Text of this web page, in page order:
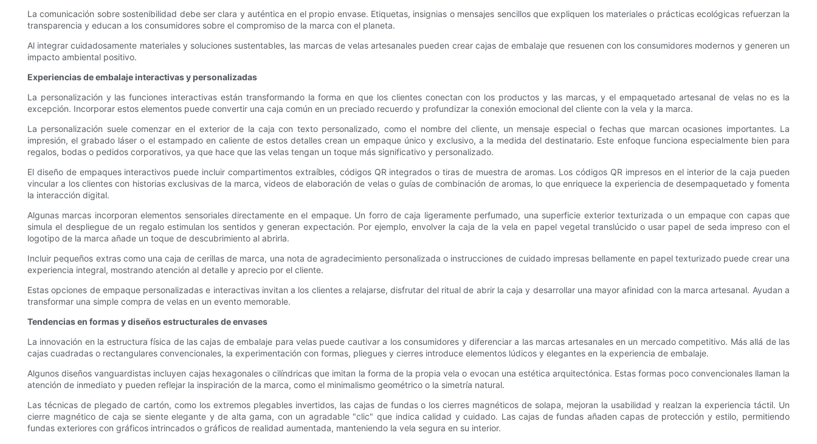
La comunicación sobre sostenibilidad debe ser clara y auténtica en el propio envase. Etiquetas, insignias o mensajes sencillos que expliquen los materiales o prácticas ecológicas refuerzan la
transparencia y educan a los consumidores sobre el compromiso de la marca con el planeta.
Al integrar cuidadosamente materiales y soluciones sustentables, las marcas de velas artesanales pueden crear cajas de embalaje que resuenen con los consumidores modernos y generen un
impacto ambiental positivo.
Experiencias de embalaje interactivas y personalizadas
La personalización y las funciones interactivas están transformando la forma en que los clientes conectan con los productos y las marcas, y el empaquetado artesanal de velas no es la
excepción. Incorporar estos elementos puede convertir una caja común en un preciado recuerdo y profundizar la conexión emocional del cliente con la vela y la marca.
La personalización suele comenzar en el exterior de la caja con texto personalizado, como el nombre del cliente, un mensaje especial o fechas que marcan ocasiones importantes. La
impresión, el grabado láser o el estampado en caliente de estos detalles crean un empaque único y exclusivo, a la medida del destinatario. Este enfoque funciona especialmente bien para
regalos, bodas o pedidos corporativos, ya que hace que las velas tengan un toque más significativo y personalizado.
El diseño de empaques interactivos puede incluir compartimentos extraíbles, códigos QR integrados o tiras de muestra de aromas. Los códigos QR impresos en el interior de la caja pueden
vincular a los clientes con historias exclusivas de la marca, videos de elaboración de velas o guías de combinación de aromas, lo que enriquece la experiencia de desempaquetado y fomenta
la interacción digital.
Algunas marcas incorporan elementos sensoriales directamente en el empaque. Un forro de caja ligeramente perfumado, una superficie exterior texturizada o un empaque con capas que
simula el despliegue de un regalo estimulan los sentidos y generan expectación. Por ejemplo, envolver la caja de la vela en papel vegetal translúcido o usar papel de seda impreso con el
logotipo de la marca añade un toque de descubrimiento al abrirla.
Incluir pequeños extras como una caja de cerillas de marca, una nota de agradecimiento personalizada o instrucciones de cuidado impresas bellamente en papel texturizado puede crear una
experiencia integral, mostrando atención al detalle y aprecio por el cliente.
Estas opciones de empaque personalizadas e interactivas invitan a los clientes a relajarse, disfrutar del ritual de abrir la caja y desarrollar una mayor afinidad con la marca artesanal. Ayudan a
transformar una simple compra de velas en un evento memorable.
Tendencias en formas y diseños estructurales de envases
La innovación en la estructura física de las cajas de embalaje para velas puede cautivar a los consumidores y diferenciar a las marcas artesanales en un mercado competitivo. Más allá de las
cajas cuadradas o rectangulares convencionales, la experimentación con formas, pliegues y cierres introduce elementos lúdicos y elegantes en la experiencia de embalaje.
Algunos diseños vanguardistas incluyen cajas hexagonales o cilíndricas que imitan la forma de la propia vela o evocan una estética arquitectónica. Estas formas poco convencionales llaman la
atención de inmediato y pueden reflejar la inspiración de la marca, como el minimalismo geométrico o la simetría natural.
Las técnicas de plegado de cartón, como los extremos plegables invertidos, las cajas de fundas o los cierres magnéticos de solapa, mejoran la usabilidad y realzan la experiencia táctil. Un
cierre magnético de caja se siente elegante y de alta gama, con un agradable "clic" que indica calidad y cuidado. Las cajas de fundas añaden capas de protección y estilo, permitiendo
fundas exteriores con gráficos intrincados o gráficos de realidad aumentada, manteniendo la vela segura en su interior.